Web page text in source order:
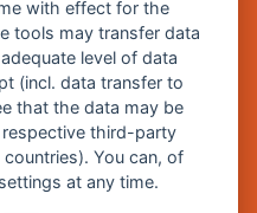
Sprache
with effect for the
tools may transfer data
level of data
(incl. data transfer to
that the data may be
third-party
You can, of
at any time.